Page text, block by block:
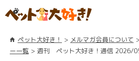
ペット大好き！ メルマガ会員について
ー一覧
週刊 ペット大好き！通信 2026/